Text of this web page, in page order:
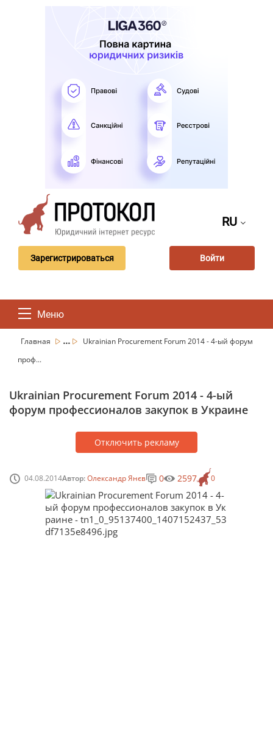
RU
Зарегистрироваться Войти
Меню
Главная ...
Ukrainian Procurement Forum 2014 - 4-ый форум
проф...
Ukrainian Procurement Forum 2014 - 4-ый
форум профессионалов закупок в Украине
Отключить рекламу
04.08.2014Автор:Олександр Янєв 0
0 2597